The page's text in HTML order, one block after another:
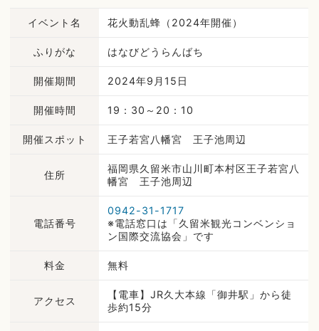
イベント名 花火動乱蜂（2024年開催）
ふりがな はなびどうらんばち
開催期間 2024年9月15日
開催時間 19：30～20：10
開催スポット 王子若宮八幡宮 王子池周辺
住所
福岡県久留米市山川町本村区王子若宮八
幡宮 王子池周辺
電話番号
0942-31-1717
※電話窓口は「久留米観光コンベンショ
ン国際交流協会」です
料金 無料
アクセス
【電車】JR久大本線「御井駅」から徒
歩約15分